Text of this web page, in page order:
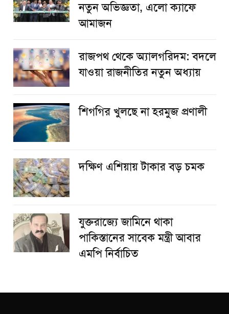
নতুন অভিজ্ঞতা, এলো ক্যাফে
আমাজন
রাজপথ থেকে অ্যালগরিদম: বদলে
যাওয়া রাজনীতির নতুন অধ্যায়
শিগগির খুলছে না হরমুজ প্রণালী
দক্ষিণ এশিয়ায় টাকার বড় চমক
যুক্তরাজ্যে জামিনে থাকা
পাকিস্তানের সাবেক মন্ত্রী আবার
এমপি নির্বাচিত